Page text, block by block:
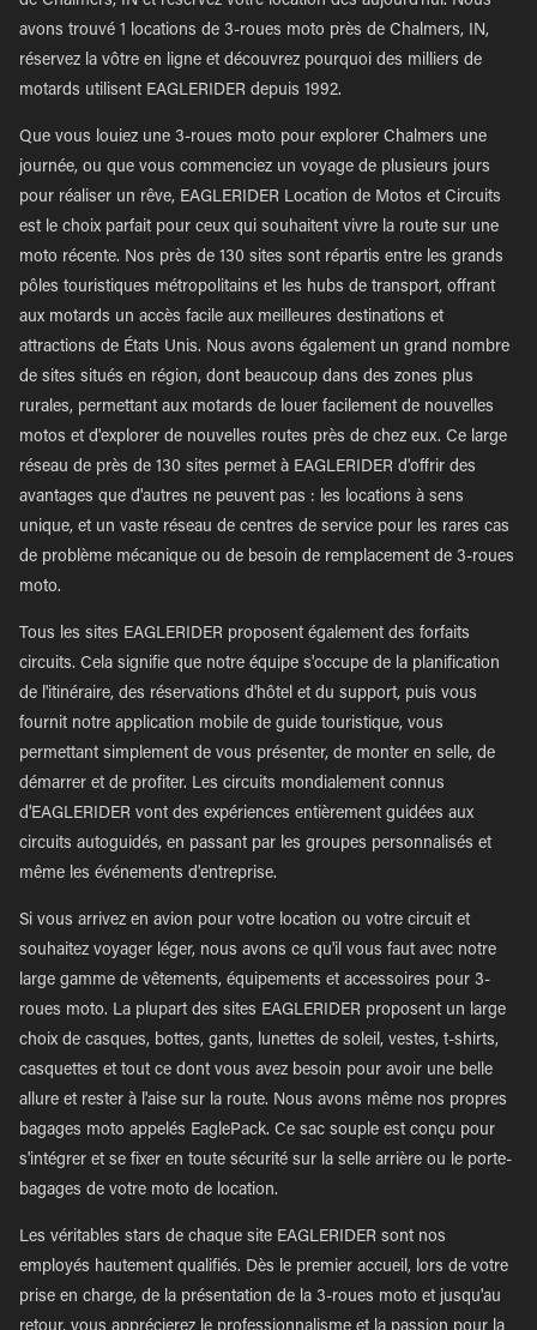
avons trouvé 1 locations de 3-roues moto près de Chalmers, IN,
réservez la vôtre en ligne et découvrez pourquoi des milliers de
motards utilisent EAGLERIDER depuis 1992.
Que vous louiez une 3-roues moto pour explorer Chalmers une
journée, ou que vous commenciez un voyage de plusieurs jours
pour réaliser un rêve, EAGLERIDER Location de Motos et Circuits
est le choix parfait pour ceux qui souhaitent vivre la route sur une
moto récente. Nos près de 130 sites sont répartis entre les grands
pôles touristiques métropolitains et les hubs de transport, offrant
aux motards un accès facile aux meilleures destinations et
attractions de États Unis. Nous avons également un grand nombre
de sites situés en région, dont beaucoup dans des zones plus
rurales, permettant aux motards de louer facilement de nouvelles
motos et d'explorer de nouvelles routes près de chez eux. Ce large
réseau de près de 130 sites permet à EAGLERIDER d'offrir des
avantages que d'autres ne peuvent pas : les locations à sens
unique, et un vaste réseau de centres de service pour les rares cas
de problème mécanique ou de besoin de remplacement de 3-roues
moto.
Tous les sites EAGLERIDER proposent également des forfaits
circuits. Cela signifie que notre équipe s'occupe de la planification
de l'itinéraire, des réservations d'hôtel et du support, puis vous
fournit notre application mobile de guide touristique, vous
permettant simplement de vous présenter, de monter en selle, de
démarrer et de profiter. Les circuits mondialement connus
d'EAGLERIDER vont des expériences entièrement guidées aux
circuits autoguidés, en passant par les groupes personnalisés et
même les événements d'entreprise.
Si vous arrivez en avion pour votre location ou votre circuit et
souhaitez voyager léger, nous avons ce qu'il vous faut avec notre
large gamme de vêtements, équipements et accessoires pour 3-
roues moto. La plupart des sites EAGLERIDER proposent un large
choix de casques, bottes, gants, lunettes de soleil, vestes, t-shirts,
casquettes et tout ce dont vous avez besoin pour avoir une belle
allure et rester à l'aise sur la route. Nous avons même nos propres
bagages moto appelés EaglePack. Ce sac souple est conçu pour
s'intégrer et se fixer en toute sécurité sur la selle arrière ou le porte-
bagages de votre moto de location.
Les véritables stars de chaque site EAGLERIDER sont nos
employés hautement qualifiés. Dès le premier accueil, lors de votre
prise en charge, de la présentation de la 3-roues moto et jusqu'au